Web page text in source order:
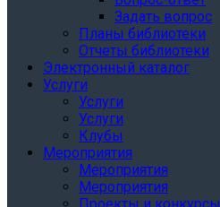
Задать вопрос
Планы библиотеки
Отчеты библиотеки
Электронный каталог
Услуги
Услуги
Услуги
Клубы
Мероприятия
Мероприятия
Мероприятия